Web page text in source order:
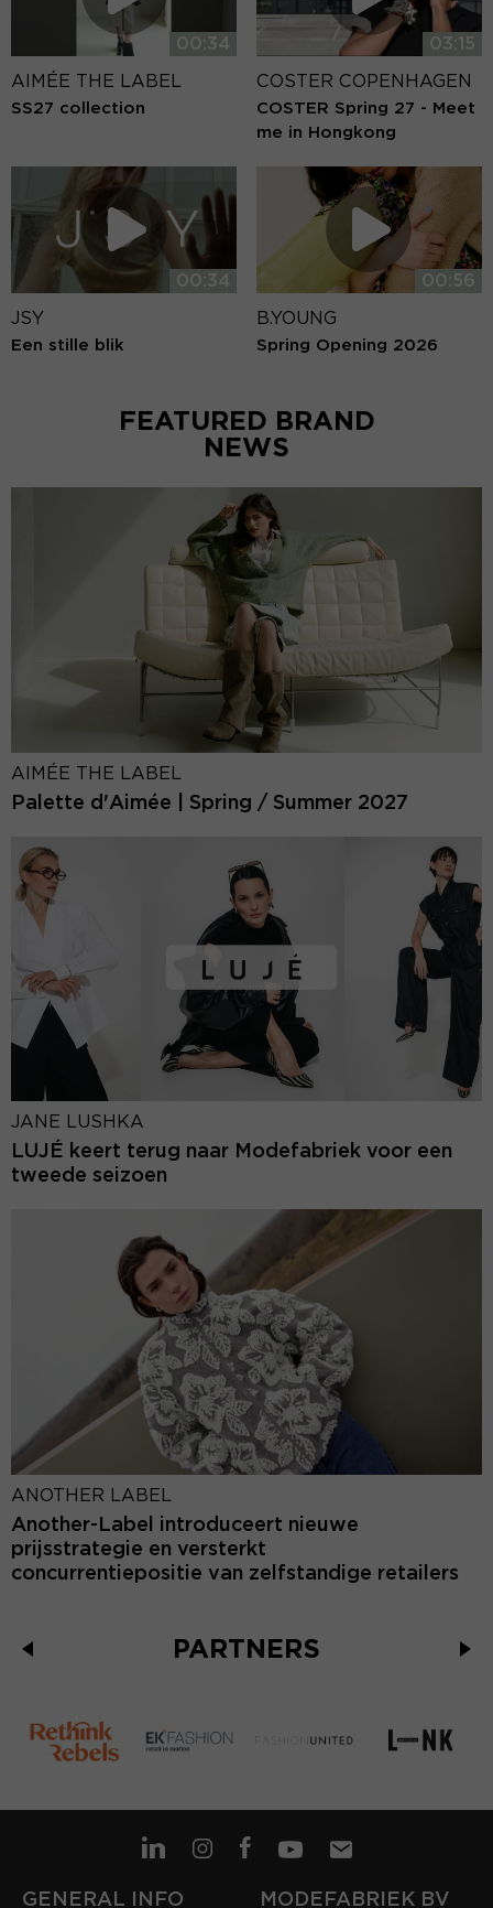
00:34
AIMÉE THE LABEL
SS27 collection
03:15
COSTER COPENHAGEN
COSTER Spring 27 - Meet
me in Hongkong
00:34
JSY
Een stille blik
00:56
B.YOUNG
Spring Opening 2026
FEATURED BRAND
NEWS
AIMÉE THE LABEL
Palette d'Aimée | Spring / Summer 2027
JANE LUSHKA
LUJÉ keert terug naar Modefabriek voor een
tweede seizoen
ANOTHER LABEL
Another-Label introduceert nieuwe
prijsstrategie en versterkt
concurrentiepositie van zelfstandige retailers
PARTNERS
GENERAL INFO MODEFABRIEK BV